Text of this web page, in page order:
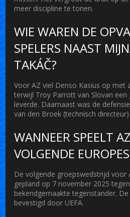
meer discipline te tonen.
WIE WAREN DE
SPELERS NAAST
TAKÁČ?
Voor AZ viel Denso Kasius op met
terwijl Troy Parrott van Slovan een
leverde. Daarnaast was de
van den Broek (technisch directeur)
WANNEER SPEELT
VOLGENDE
De volgende groepswedstrijd voor
gepland op 7 november 2025
bekendgemaakte tegenstander.
bevestigd door UEFA.